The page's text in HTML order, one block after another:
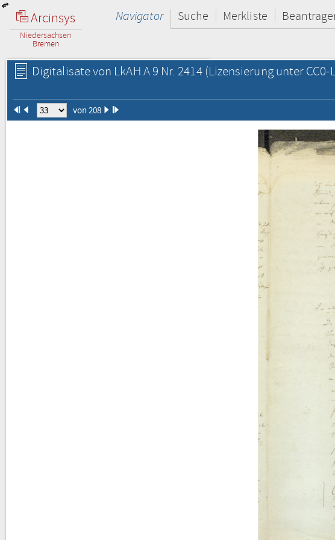
Arcinsys
Niedersachsen
Bremen
Navigator Suche Merkliste
Digitalisate von LkAH A 9 Nr. 2414(Lizensierung unter CC0-
von 208